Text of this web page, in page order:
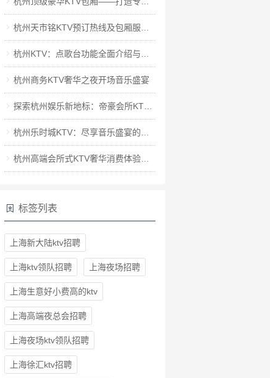
杭州天市铭KTV预订热线及包厢服务指南
杭州KTV：点歌台功能全面介绍与体验指南
杭州商务KTV奢华之夜开场音乐盛宴
探索杭州娱乐新地标：帝豪会所KTV豪华体验之旅
杭州乐时城KTV：尽享音乐盛宴的娱乐新天地
杭州高端会所式KTV奢华消费体验探索
标签列表
上海新大陆ktv招聘
上海ktv领队招聘 上海夜场招聘
上海生意好小费高的ktv
上海高端夜总会招聘
上海夜场ktv领队招聘
上海徐汇ktv招聘